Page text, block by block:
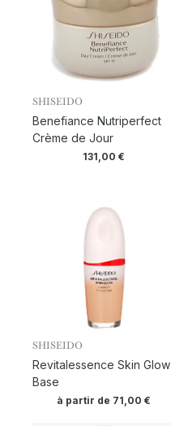
SHISEIDO
Benefiance Nutriperfect
Crème de Jour
131,00 €
SHISEIDO
Revitalessence Skin Glow
Base
à partir de 71,00 €